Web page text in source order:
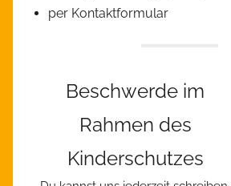
per Kontaktformular
Beschwerde im
Rahmen des
Kinderschutzes